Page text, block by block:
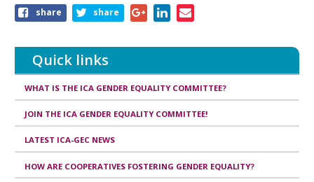
Shareshare share
Quick links
WHAT IS THE ICA GENDER EQUALITY COMMITTEE?
JOIN THE ICA GENDER EQUALITY COMMITTEE!
LATEST ICA-GEC NEWS
HOW ARE COOPERATIVES FOSTERING GENDER EQUALITY?